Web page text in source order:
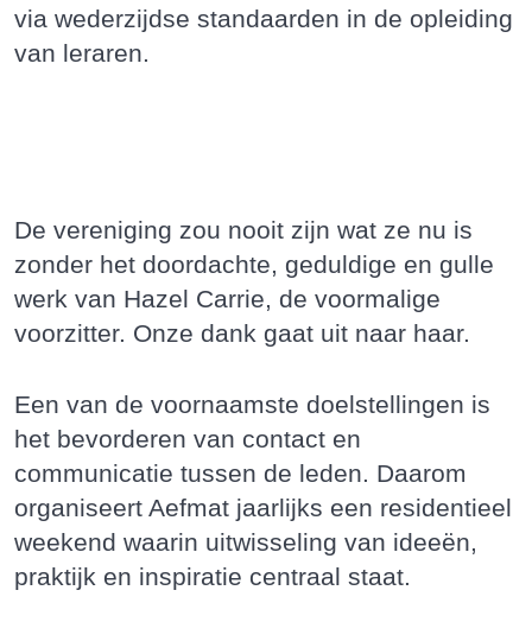
via wederzijdse standaarden in de opleiding
van leraren.
De vereniging zou nooit zijn wat ze nu is
zonder het doordachte, geduldige en gulle
werk van Hazel Carrie, de voormalige
voorzitter. Onze dank gaat uit naar haar.
Een van de voornaamste doelstellingen is
het bevorderen van contact en
communicatie tussen de leden. Daarom
organiseert Aefmat jaarlijks een residentieel
weekend waarin uitwisseling van ideeën,
praktijk en inspiratie centraal staat.